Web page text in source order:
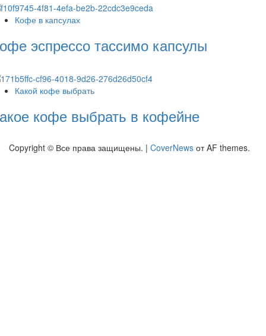
Кофе в капсулах
эспрессо тассимо капсулы
Какой кофе выбрать
кофе выбрать в кофейне
Copyright © Все права защищены. | CoverNews от AF themes.